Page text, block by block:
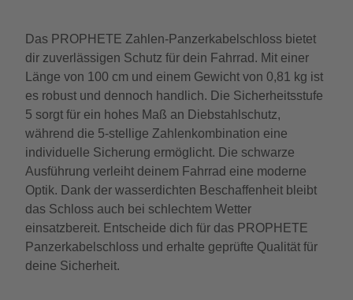
Das PROPHETE Zahlen-Panzerkabelschloss bietet
dir zuverlässigen Schutz für dein Fahrrad. Mit einer
Länge von 100 cm und einem Gewicht von 0,81 kg ist
es robust und dennoch handlich. Die Sicherheitsstufe
5 sorgt für ein hohes Maß an Diebstahlschutz,
während die 5-stellige Zahlenkombination eine
individuelle Sicherung ermöglicht. Die schwarze
Ausführung verleiht deinem Fahrrad eine moderne
Optik. Dank der wasserdichten Beschaffenheit bleibt
das Schloss auch bei schlechtem Wetter
einsatzbereit. Entscheide dich für das PROPHETE
Panzerkabelschloss und erhalte geprüfte Qualität für
deine Sicherheit.